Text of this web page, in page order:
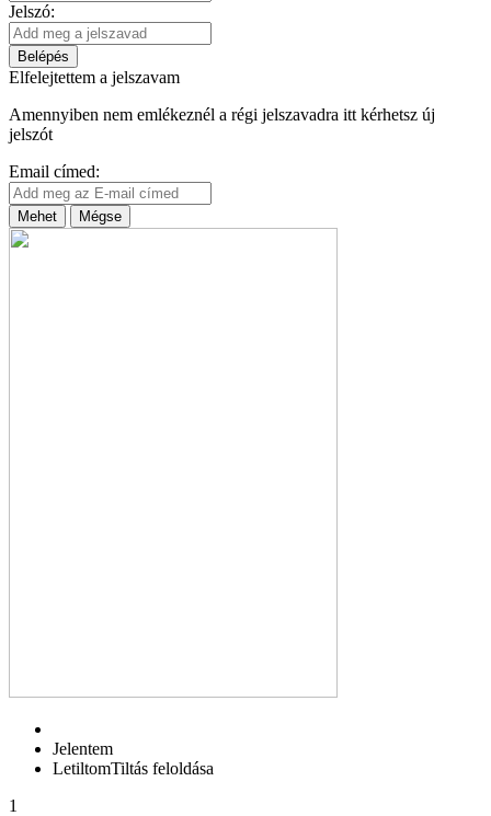
Jelszó:
Belépés
Elfelejtettem a jelszavam
Amennyiben nem emlékeznél a régi jelszavadra itt kérhetsz új
jelszót
Email címed:
Mehet Mégse
Jelentem
LetiltomTiltás feloldása
1